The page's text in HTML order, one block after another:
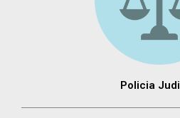
Policia